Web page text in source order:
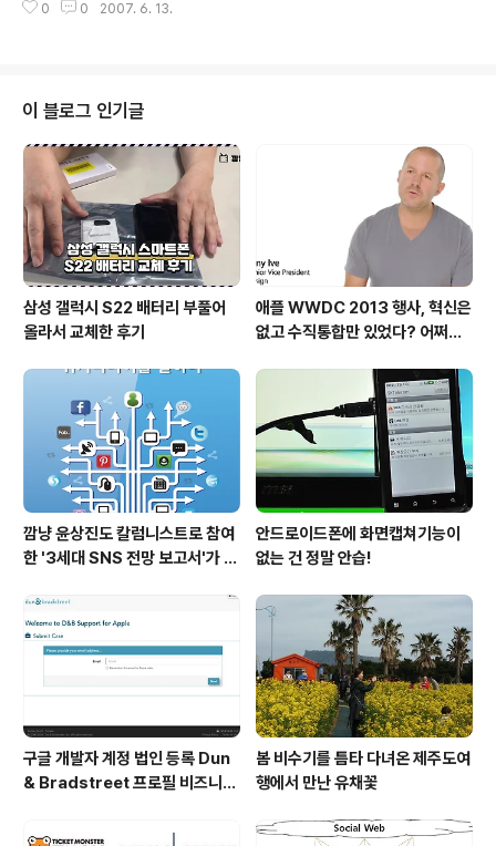
해주는 사이트를 만들고 싶었는데... 하반기에는 그런 사이트를 볼 수 있을 것 같
사용자가 직접 제작한 티셔츠 디자인을 사용자가 직접 투표해 상품화를 결정하
고 예약주문·판매하는 수익모델을 제시한 슈퍼보드테크놀로지(대표 김연호)는
슈퍼보드 사이트(www.su..
0 0 2007. 6. 13.
이 블로그 인기글
삼성 갤럭시 S22 배터리 부풀어
올라서 교체한 후기
애플 WWDC 2013 행사, 혁신은
없고 수직통합만 있었다? 어쩌면
깜냥 윤상진도 칼럼니스트로 참여
한 '3세대 SNS 전망 보고서'가 발
안드로이드폰에 화면캡쳐기능이
없는 건 정말 안습!
구글 개발자 계정 법인 등록 Dun
& Bradstreet 프로필 비즈니스
봄 비수기를 틈타 다녀온 제주도여
행에서 만난 유채꽃